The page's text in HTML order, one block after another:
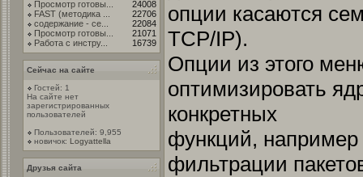
Просмотр готовы...
24008
FAST (методика ...
22706
содержание - се...
22084
Просмотр готовы...
21071
Работа с инстру...
16739
Сейчас на сайте
Гостей: 1
На сайте нет
зарегистрированных
пользователей
Пользователей: 9,955
новичок: Logyattella
Друзья сайта
опции касаются
TCP/IP).
Опции из этого
оптимизировать
конкретных
функций,
фильтрации